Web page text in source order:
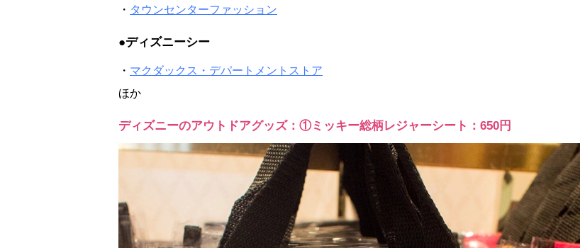
・ タウンセンターファッション
●ディズニーシー
・ マクダックス・デパートメントストア
ほか
ディズニーのアウトドアグッズ：①ミッキー総柄レジャーシート：650円